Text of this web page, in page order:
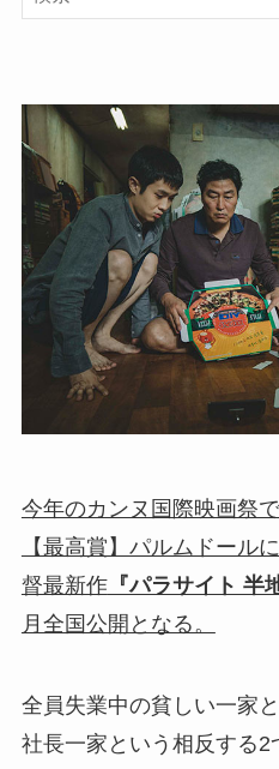
今年のカンヌ国際映画祭
【最高賞】パルムドール
督最新作『パラサイト 半
月全国公開となる。
全員失業中の貧しい一家
社長一家という相反する